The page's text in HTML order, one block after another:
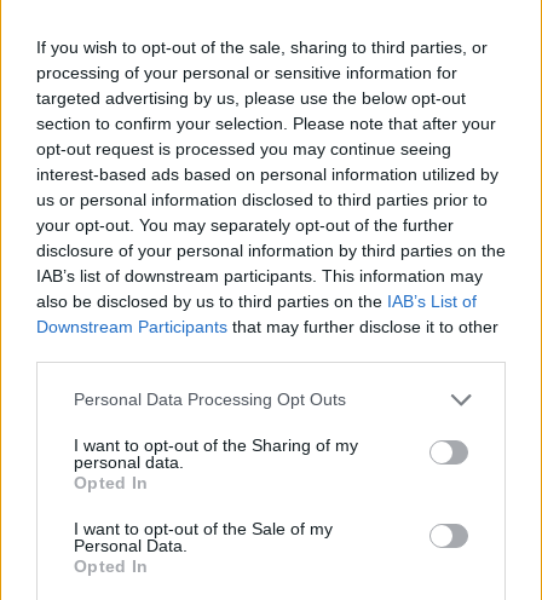
If you wish to opt-out of the sale, sharing to third parties, or
processing of your personal or sensitive information for
targeted advertising by us, please use the below opt-out
section to confirm your selection. Please note that after your
opt-out request is processed you may continue seeing
interest-based ads based on personal information utilized by
us or personal information disclosed to third parties prior to
your opt-out. You may separately opt-out of the further
disclosure of your personal information by third parties on the
IAB’s list of downstream participants. This information may
also be disclosed by us to third parties on the IAB’s List of
Downstream Participants that may further disclose it to other
Personal Data Processing Opt Outs
I want to opt-out of the Sharing of my
personal data.
Opted In
I want to opt-out of the Sale of my
Personal Data.
Opted In
Foto: Cedida
Article anterior
El Triatló de Deltebre aplegarà
3.000 persones al municipi
durant aquest cap de
Article següent
Xavier Albertón en llocs
capdavanters a Kotarr en
Moto 5 a la MIR Racing